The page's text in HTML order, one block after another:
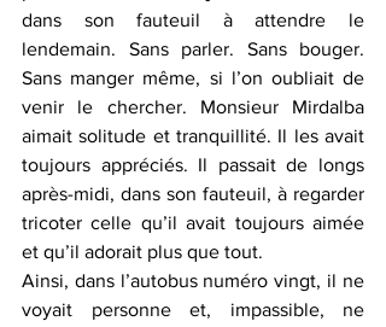
dans son fauteuil à attendre le
lendemain. Sans parler. Sans bouger.
Sans manger même, si l’on oubliait de
venir le chercher. Monsieur Mirdalba
aimait solitude et tranquillité. Il les avait
toujours appréciés. Il passait de longs
après-midi, dans son fauteuil, à regarder
tricoter celle qu’il avait toujours aimée
et qu’il adorait plus que tout.
Ainsi, dans l’autobus numéro vingt, il ne
voyait personne et, impassible, ne